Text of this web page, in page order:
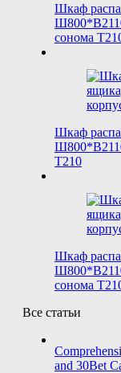
Шкаф
сонома
Шкаф
T210
Шкаф
сонома
Все статьи
and 30Bet